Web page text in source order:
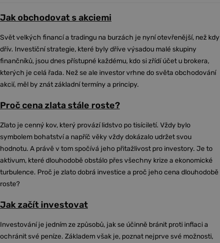
Jak obchodovat s akciemi
Svět velkých financí a tradingu na burzách je nyní otevřenější, než kdy
dřív. Investiční strategie, které byly dříve výsadou malé skupiny
finančníků, jsou dnes přístupné každému, kdo si zřídí účet u brokera,
kterých je celá řada. Než se ale investor vrhne do světa obchodování
akcií, měl by znát základní termíny a principy.
Proč cena zlata stále roste?
Zlato je cenný kov, který provází lidstvo po tisíciletí. Vždy bylo
symbolem bohatství a napříč věky vždy dokázalo udržet svou
hodnotu. A právě v tom spočívá jeho přitažlivost pro investory. Je to
aktivum, které dlouhodobě obstálo přes všechny krize a ekonomické
turbulence. Proč je zlato dobrá investice a proč jeho cena dlouhodobě
roste?
Jak začít investovat
Investování je jedním ze způsobů, jak se účinně bránit proti inflaci a
ochránit své peníze. Základem však je, poznat nejprve své možnosti,